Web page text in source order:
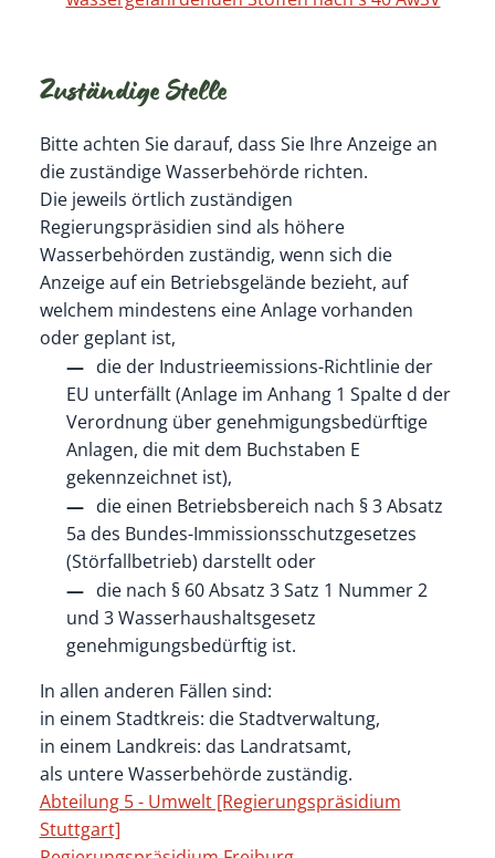
Zuständige Stelle
Bitte achten Sie darauf, dass Sie Ihre Anzeige an
die zuständige Wasserbehörde richten.
Die jeweils örtlich zuständigen
Regierungspräsidien sind als höhere
Wasserbehörden zuständig, wenn sich die
Anzeige auf ein Betriebsgelände bezieht, auf
welchem mindestens eine Anlage vorhanden
oder geplant ist,
die der Industrieemissions-Richtlinie der
EU unterfällt (Anlage im Anhang 1 Spalte d der
Verordnung über genehmigungsbedürftige
Anlagen, die mit dem Buchstaben E
gekennzeichnet ist),
die einen Betriebsbereich nach § 3 Absatz
5a des Bundes-Immissionsschutzgesetzes
(Störfallbetrieb) darstellt oder
die nach § 60 Absatz 3 Satz 1 Nummer 2
und 3 Wasserhaushaltsgesetz
genehmigungsbedürftig ist.
In allen anderen Fällen sind:
in einem Stadtkreis: die Stadtverwaltung,
in einem Landkreis: das Landratsamt,
als untere Wasserbehörde zuständig.
Abteilung 5 - Umwelt [Regierungspräsidium
Stuttgart]